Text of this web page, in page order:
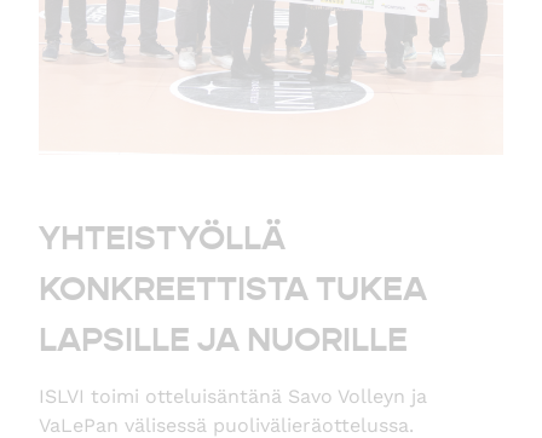
YHTEISTYÖLLÄ
KONKREETTISTA TUKEA
LAPSILLE JA NUORILLE
ISLVI toimi otteluisäntänä Savo Volleyn ja
VaLePan välisessä puolivälieräottelussa.